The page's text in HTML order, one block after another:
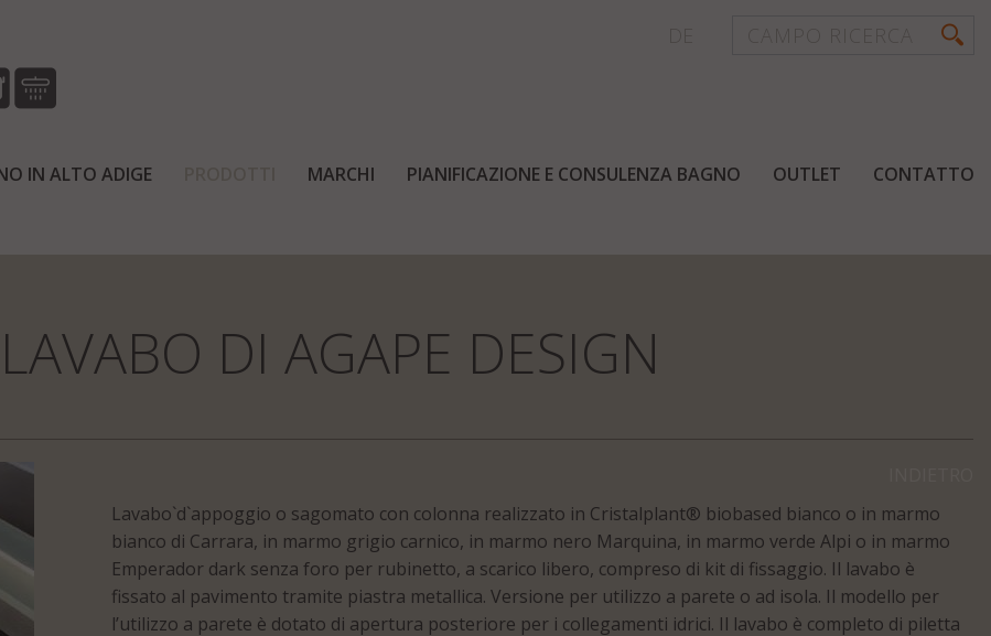
IN ALTO ADIGE MARCHI PIANIFICAZIONE E CONSULENZA BAGNO OUTLET CONTATTO
DI AGAPE DESIGN
Lavabo`d`appoggio o sagomato con colonna realizzato in Cristalplant® biobased bianco o in marmo
bianco di Carrara, in marmo grigio carnico, in marmo nero Marquina, in marmo verde Alpi o in marmo
Emperador dark senza foro per rubinetto, a scarico libero, compreso di kit di fissaggio.‎ Il lavabo è
fissato al pavimento tramite piastra metallica.‎ Versione per utilizzo a parete o ad isola.‎ Il modello per
l’utilizzo a parete è dotato di apertura posteriore per i collegamenti idrici.‎ Il lavabo è completo di piletta